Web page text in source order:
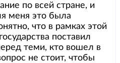
по всей стране, и
меня это была
что в рамках этой
поставил
теми, кто вошел в
не стоит, чтобы